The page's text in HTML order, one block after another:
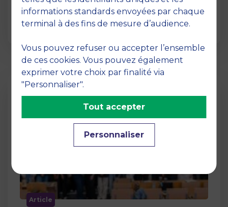
School of Business a ouvert ses portes aux
jurys des Trophées …
Article
informations standards envoyées par chaque
terminal à des fins de mesure d’audience.
Vous pouvez refuser ou accepter l’ensemble
de ces cookies. Vous pouvez également
exprimer votre choix par finalité via
"Personnaliser".
Personnaliser
Tout accepter